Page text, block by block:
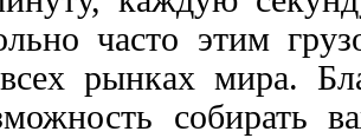
часто этим
рынках мира.
собирать